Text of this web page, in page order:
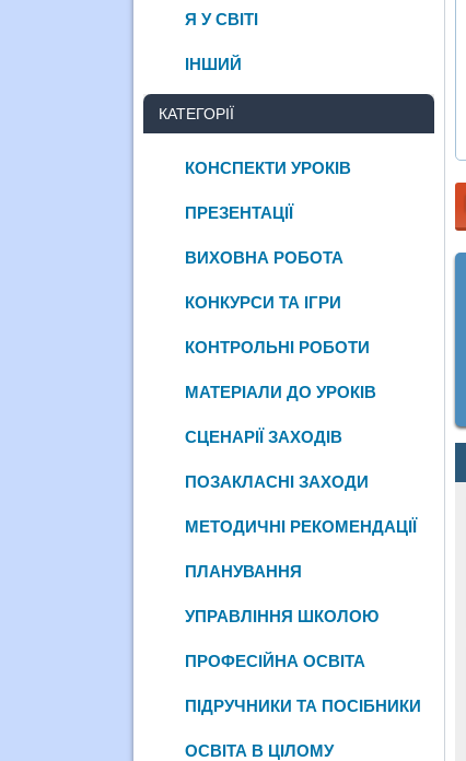
Я У СВІТІ
ІНШИЙ
КАТЕГОРІЇ
КОНСПЕКТИ УРОКІВ
ПРЕЗЕНТАЦІЇ
ВИХОВНА РОБОТА
КОНКУРСИ ТА ІГРИ
КОНТРОЛЬНІ РОБОТИ
МАТЕРІАЛИ ДО УРОКІВ
СЦЕНАРІЇ ЗАХОДІВ
ПОЗАКЛАСНІ ЗАХОДИ
МЕТОДИЧНІ РЕКОМЕНДАЦІЇ
ПЛАНУВАННЯ
УПРАВЛІННЯ ШКОЛОЮ
ПРОФЕСІЙНА ОСВІТА
ПІДРУЧНИКИ ТА ПОСІБНИКИ
ОСВІТА В ЦІЛОМУ